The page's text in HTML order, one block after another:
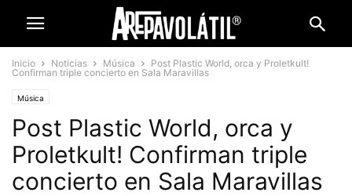
Inicio Noticias Música
Post Plastic World, orca y Proletkult!
Confirman triple concierto en Sala Maravillas
Música
Post Plastic World, orca y
Proletkult! Confirman triple
concierto en Sala Maravillas